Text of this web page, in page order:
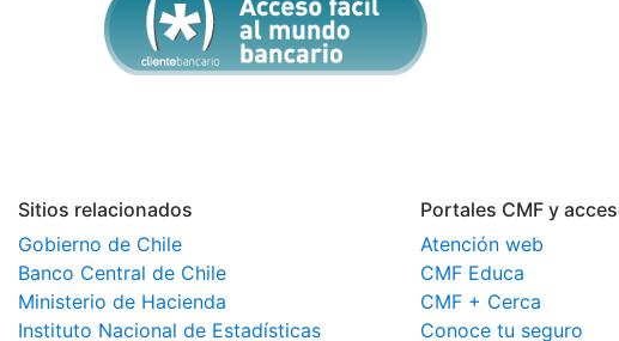
Sitios relacionados
Gobierno de Chile
Banco Central de Chile
Ministerio de Hacienda
Instituto Nacional de Estadísticas
Portales CMF y
Atención web
CMF Educa
CMF + Cerca
Conoce tu seguro